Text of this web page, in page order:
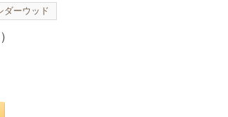
ダーウッド